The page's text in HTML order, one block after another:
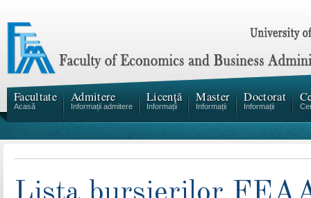
Facultate
Acasă
Admitere
Informații admitere
Licență
Informații
Master
Informații
Doctorat
Informații